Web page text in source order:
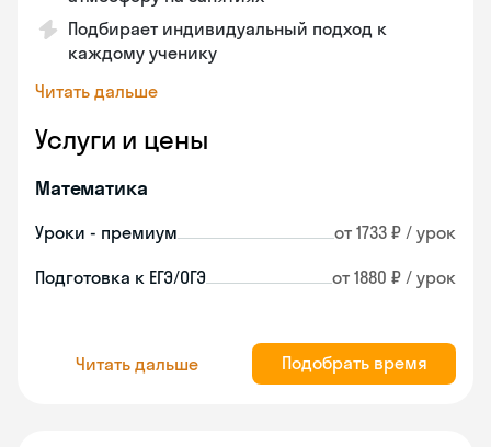
Подбирает индивидуальный подход к
каждому ученику
Читать дальше
Услуги и цены
Математика
Уроки - премиум от 1733 ₽ / урок
Подготовка к ЕГЭ/ОГЭ от 1880 ₽ / урок
Читать дальше Подобрать время